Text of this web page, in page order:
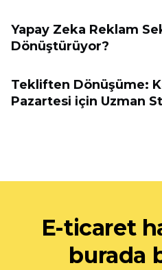
Yapay Zeka Reklam
Dönüştürüyor?
Tekliften Dönüşüme:
Pazartesi için Uzman
E-ticaret
burada